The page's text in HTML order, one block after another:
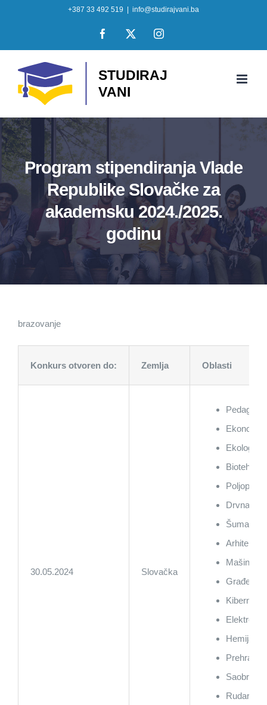
+387 33 492 519 info@studirajvani.ba
Facebook
X Instagram
Program stipendiranja Vlade
Republike Slovačke za
akademsku 2024./2025.
godinu
brazovanje
Konkurs otvoren do: Zemlja Oblasti
30.05.2024 Slovačka
Ekologija,
Drvna
Hemija,
Saobraćaj,